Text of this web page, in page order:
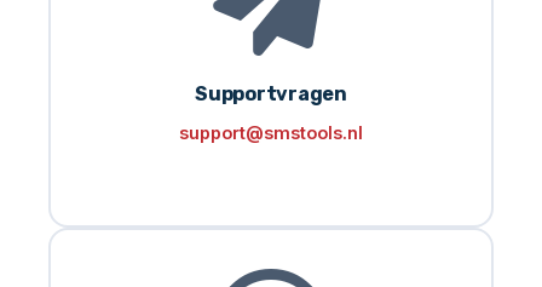
Supportvragen
support@smstools.nl